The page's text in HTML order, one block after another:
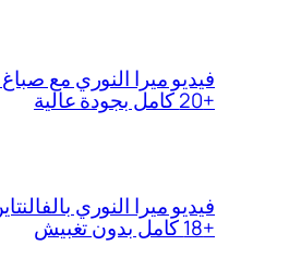
فيديو ميرا النوري مع
+20 كامل بجودة عالية
فيديو ميرا النوري
+18 كامل بدون تغبيش